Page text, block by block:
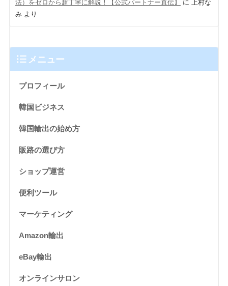
法）をゼロから超丁寧に解説！【公式パートナー直伝】
に 上村な
みより
メニュー
プロフィール
韓国ビジネス
韓国輸出の始め方
販路の選び方
ショップ運営
便利ツール
マーケティング
Amazon輸出
eBay輸出
オンラインサロン